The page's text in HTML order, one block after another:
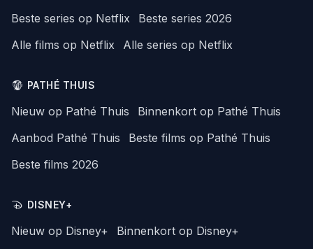
Beste series op Netflix
Beste series 2026
Alle films op Netflix
Alle series op Netflix
PATHÉ THUIS
Nieuw op Pathé Thuis
Binnenkort op Pathé Thuis
Aanbod Pathé Thuis
Beste films op Pathé Thuis
Beste films 2026
DISNEY+
Nieuw op Disney+
Binnenkort op Disney+